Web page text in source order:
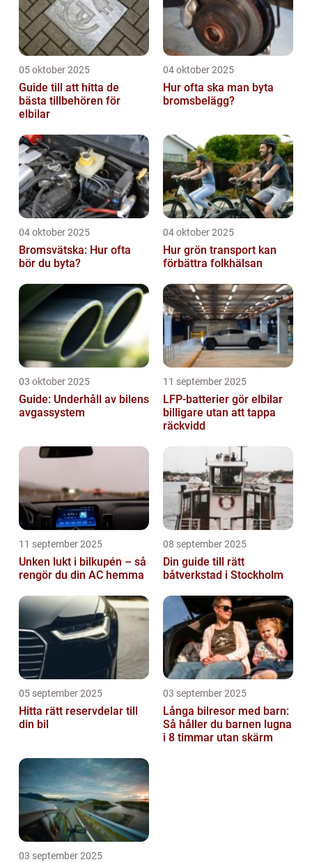
05 oktober 2025
Guide till att hitta de
bästa tillbehören för
elbilar
04 oktober 2025
Hur ofta ska man byta
bromsbelägg?
04 oktober 2025
Bromsvätska: Hur ofta
bör du byta?
04 oktober 2025
Hur grön transport kan
förbättra folkhälsan
03 oktober 2025
Guide: Underhåll av bilens
avgassystem
11 september 2025
LFP-batterier gör elbilar
billigare utan att tappa
räckvidd
11 september 2025
Unken lukt i bilkupén – så
rengör du din AC hemma
08 september 2025
Din guide till rätt
båtverkstad i Stockholm
05 september 2025
Hitta rätt reservdelar till
din bil
03 september 2025
Långa bilresor med barn:
Så håller du barnen lugna
i 8 timmar utan skärm
03 september 2025